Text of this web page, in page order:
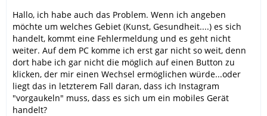
Hallo, ich habe auch das Problem. Wenn ich angeben
möchte um welches Gebiet (Kunst, Gesundheit....) es sich
handelt, kommt eine Fehlermeldung und es geht nicht
weiter. Auf dem PC komme ich erst gar nicht so weit, denn
dort habe ich gar nicht die möglich auf einen Button zu
klicken, der mir einen Wechsel ermöglichen würde...oder
liegt das in letzterem Fall daran, dass ich Instagram
"vorgaukeln" muss, dass es sich um ein mobiles Gerät
handelt?